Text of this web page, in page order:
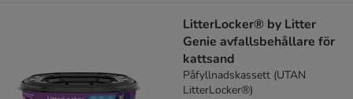
LitterLocker® by Litter
Genie avfallsbehållare för
kattsand
Påfyllnadskassett (UTAN
LitterLocker®)